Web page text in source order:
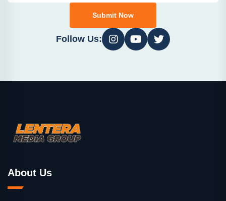
Submit Now
Follow Us:
About Us